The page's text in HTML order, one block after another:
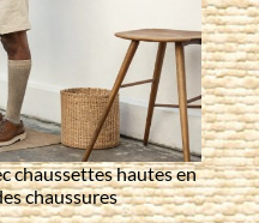
chaussettes hautes en
chaussures